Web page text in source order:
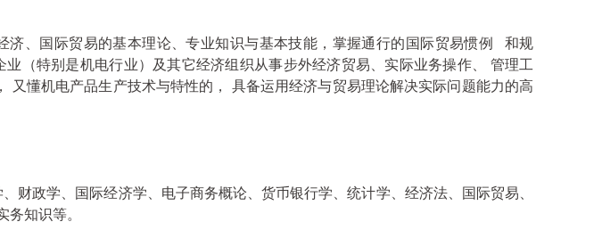
济、国际贸易的基本理论、专业知识与基本技能，掌握通行的 国际贸易惯例
和规
（特别是机电行业）及其它经济组织从事步外经济贸易、实际业务操作、 管理工
又懂机电产品生产技术与特性的， 具备运用经济与贸易理论解决实际问题能力的高
财政学、国际经济学、电子商务概论、货币银行学、统计学、经济法、国际贸易、
知识等。